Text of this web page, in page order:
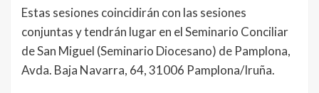
Estas sesiones coincidirán con las sesiones
conjuntas y tendrán lugar en el Seminario Conciliar
de San Miguel (Seminario Diocesano) de Pamplona,
Avda. Baja Navarra, 64, 31006 Pamplona/Iruña.